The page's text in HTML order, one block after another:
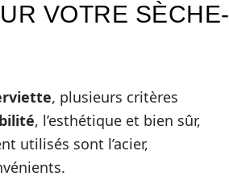
VOTRE SÈCHE-
, plusieurs critères
, l’esthétique et bien sûr,
utilisés sont l’acier,